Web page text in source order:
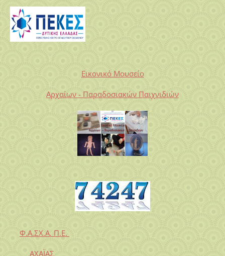
Εικονικό Μουσείο
Αρχαίων - Παραδοσιακών Παιχνιδιών
Φ.Α.ΣΧ.Α. Π.Ε.
ΑΧΑΪΑΣ